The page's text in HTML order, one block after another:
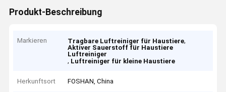
Produkt-Beschreibung
Markieren Tragbare Luftreiniger für Haustiere,
Aktiver Sauerstoff für Haustiere
Luftreiniger
, Luftreiniger für kleine Haustiere
Herkunftsort FOSHAN, China